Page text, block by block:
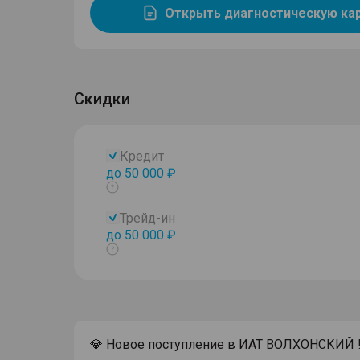
Открыть диагностическую
Скидки
Кредит
до 50 000 ₽
Показать
Трейд-ин
до 50 000 ₽
Показать
💎 Новое поступление в ИАТ ВОЛХОНСКИЙ